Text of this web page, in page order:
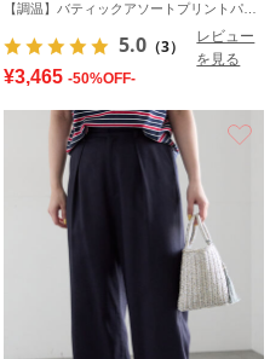
5.0 （3）
レビュー
を見る
¥3,465 -50%OFF-
お気に入り